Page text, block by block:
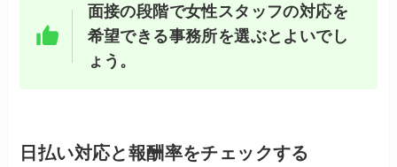
面接の段階で女性スタッフの対応を
希望できる事務所を選ぶとよいでし
ょう。
日払い対応と報酬率をチェックする